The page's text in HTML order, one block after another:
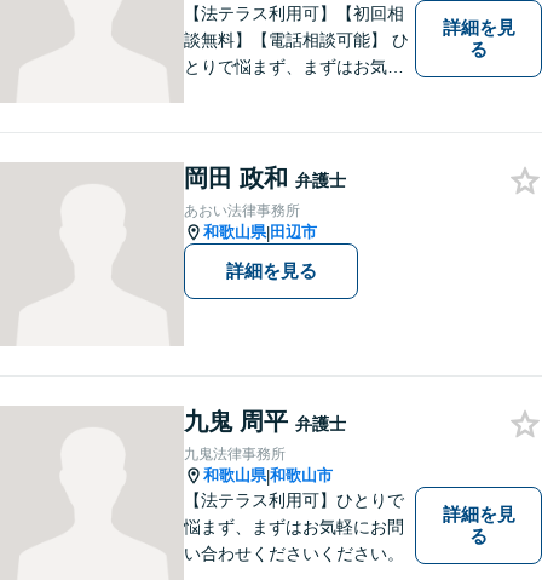
【法テラス利用可】【初回相
談無料】【電話相談可能】 ひ
とりで悩まず、まずはお気軽
詳細を見
る
岡田 政和 弁護士
あおい法律事務所
和歌山県|田辺市
詳細を見る
九鬼 周平 弁護士
九鬼法律事務所
和歌山県|和歌山市
【法テラス利用可】ひとりで
悩まず、まずはお気軽にお問
い合わせくださいください。
詳細を見
る